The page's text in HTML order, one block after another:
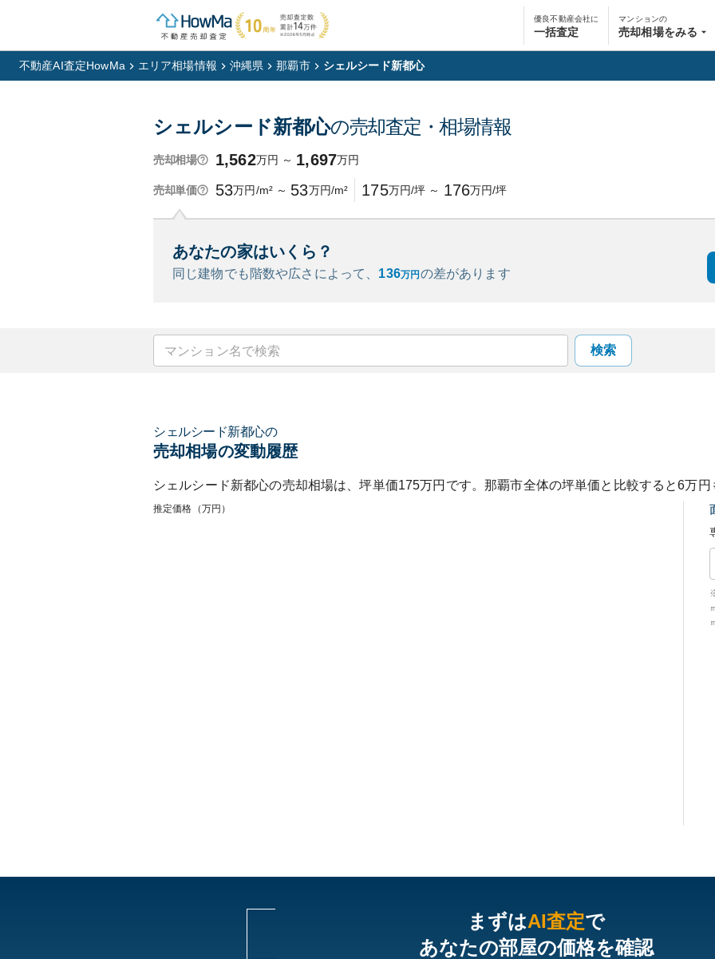
優良不動産会社に
一括査定
マンションの
売却相場をみる
不動産AI査定HowMa エリア相場情報 沖縄県 那覇市 シェルシード新都心
シェルシード新都心の売却査定・相場情報
売却相場 1,562万円 ～ 1,697万円
売却単価 53万円/m² ～ 53万円/m² 175万円/坪 ～ 176万円/坪
あなたの家はいくら？
同じ建物でも階数や広さによって、 136万円 の差があります
検索
シェルシード新都心の
売却相場の変動履歴
シェルシード新都心の売却相場は、坪単価175万円です。那覇市全体の坪単価と比較すると6万円
推定価格（万円）
まずはAI査定で
あなたの部屋の価格を確認